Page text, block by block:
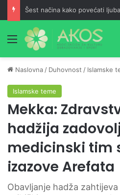
Šest načina kako povećati
Meni
Naslovna / Duhovnost / Islamske
Islamske teme
Mekka:
hadžija
medicinski tim
izazove Arefata
Obavljanje hadža